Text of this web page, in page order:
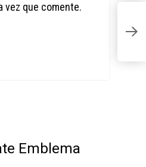
vez que comente.
Emblema